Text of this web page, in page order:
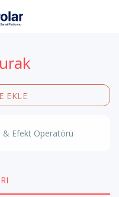
EKLE
& Efekt Operatörü